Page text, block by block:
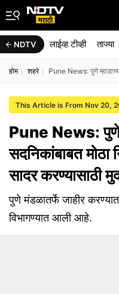
NDTV लाईव्ह टीव्ही ताज्या
होम शहरे Pune News: पुणे
This Article is From Nov 20,
Pune News: पुणे
सदनिकांबाबत मोठा
सादर करण्यासाठी
पुणे मंडळातर्फे जाहीर
विभागण्यात आली आहे.